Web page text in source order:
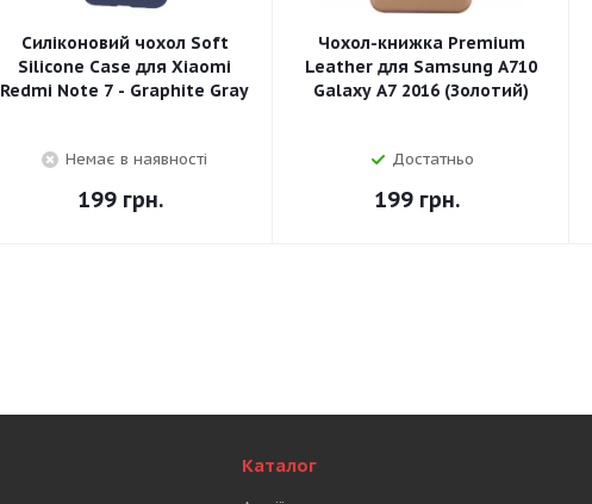
Силіконовий чохол Soft
Silicone Case для Xiaomi
Redmi Note 7 - Graphite Gray
Немає в наявності
199 грн.
Чохол-книжка Premium
Leather для Samsung A710
Galaxy A7 2016 (Золотий)
Достатньо
199 грн.
Каталог